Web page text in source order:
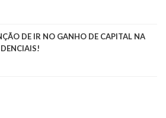
DE IR NO GANHO DE CAPITAL NA